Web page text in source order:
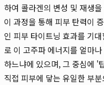
하여 콜라겐의 변성 및 재생
이 과정을 통해 피부 탄력이
인 피부 타이트닝 효과를 기
로 이 고주파 에너지를 얼마
하느냐에 있으며, 그 중심에 '
직접 피부에 닿는 유일한 부